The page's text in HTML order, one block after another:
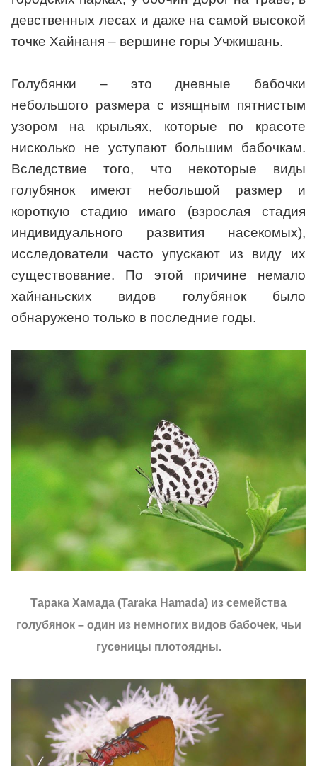
девственных лесах и даже на самой высокой
точке Хайнаня – вершине горы Учжишань.
Голубянки – это дневные бабочки
небольшого размера с изящным пятнистым
узором на крыльях, которые по красоте
нисколько не уступают большим бабочкам.
Вследствие того, что некоторые виды
голубянок имеют небольшой размер и
короткую стадию имаго (взрослая стадия
индивидуального развития насекомых),
исследователи часто упускают из виду их
существование. По этой причине немало
хайнаньских видов голубянок было
обнаружено только в последние годы.
Тарака Хамада (Taraka Hamada) из семейства
голубянок – один из немногих видов бабочек, чьи
гусеницы плотоядны.